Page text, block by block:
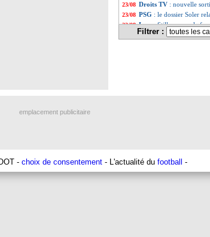
23/08 Droits TV : nouvelle
23/08 PSG : le dossier Soler
23/08 Lens: Still savoure la
Man City : Cancelo, le
Filtrer :
emplacement publicitaire
- choix de consentement - L'actualité du football -